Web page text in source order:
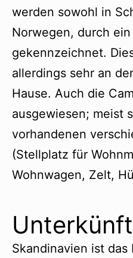
werden sowohl in
Norwegen, durch
gekennzeichnet.
allerdings sehr an
Hause. Auch die
ausgewiesen; meist
vorhandenen
(Stellplatz für
Wohnwagen, Zelt,
Skandinavien ist das